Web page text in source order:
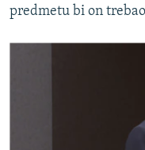
predmetu bi on